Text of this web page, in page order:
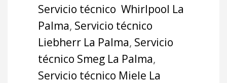
Servicio técnico Whirlpool La
Palma, Servicio técnico
Liebherr La Palma, Servicio
técnico Smeg La Palma,
Servicio técnico Miele La